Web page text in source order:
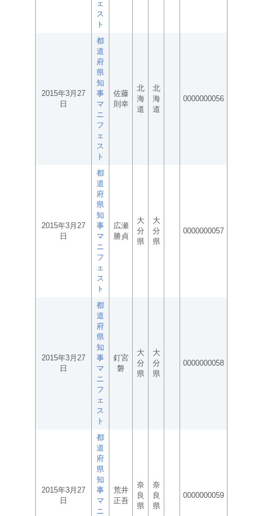
ェ
ス
ト
2015年3月27
日
都
道
府
県
知
事
マ
ニ
フ
ェ
ス
ト
佐藤
則幸
北
海
道
北
海
道
0000000056
2015年3月27
日
都
道
府
県
知
事
マ
ニ
フ
ェ
ス
ト
広瀬
勝貞
大
分
県
大
分
県
0000000057
2015年3月27
日
都
道
府
県
知
事
マ
ニ
フ
ェ
ス
ト
釘宮
磐
大
分
県
大
分
県
0000000058
2015年3月27
日
都
道
府
県
知
事
マ
ニ
荒井
正吾
奈
良
県
奈
良
県
0000000059